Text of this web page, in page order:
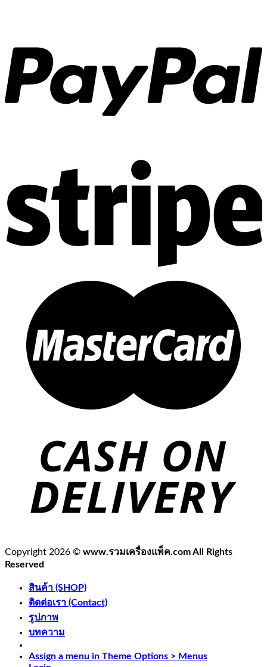
Copyright 2026 © www.รวมเครื่องแพ็ค.com All Rights
Reserved
สินค้า (SHOP)
ติดต่อเรา (Contact)
รูปภาพ
บทความ
Assign a menu in Theme Options > Menus